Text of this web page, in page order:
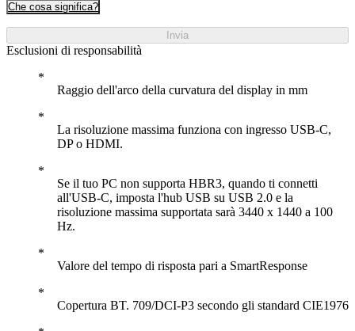
Che cosa significa?
Invia
Esclusioni di responsabilità
Raggio dell'arco della curvatura del display in mm
La risoluzione massima funziona con ingresso USB-C,
DP o HDMI.
Se il tuo PC non supporta HBR3, quando ti connetti
all'USB-C, imposta l'hub USB su USB 2.0 e la
risoluzione massima supportata sarà 3440 x 1440 a 100
Hz.
Valore del tempo di risposta pari a SmartResponse
Copertura BT. 709/DCI-P3 secondo gli standard CIE1976